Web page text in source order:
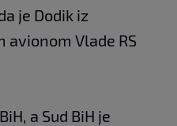
je Dodik iz
Vlade RS
a Sud BiH je